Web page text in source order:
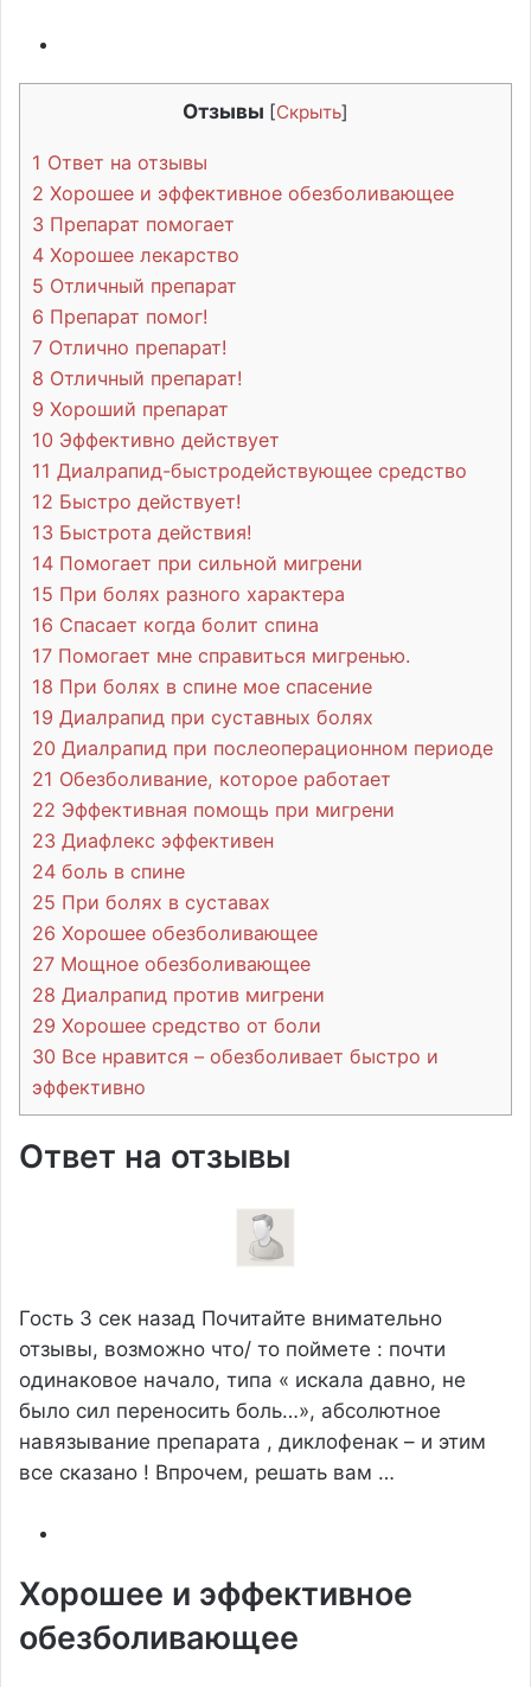
Отзывы [Скрыть]
1 Ответ на отзывы
2 Хорошее и эффективное обезболивающее
3 Препарат помогает
4 Хорошее лекарство
5 Отличный препарат
6 Препарат помог!
7 Отлично препарат!
8 Отличный препарат!
9 Хороший препарат
10 Эффективно действует
11 Диалрапид-быстродействующее средство
12 Быстро действует!
13 Быстрота действия!
14 Помогает при сильной мигрени
15 При болях разного характера
16 Спасает когда болит спина
17 Помогает мне справиться мигренью.
18 При болях в спине мое спасение
19 Диалрапид при суставных болях
20 Диалрапид при послеоперационном периоде
21 Обезболивание, которое работает
22 Эффективная помощь при мигрени
23 Диафлекс эффективен
24 боль в спине
25 При болях в суставах
26 Хорошее обезболивающее
27 Мощное обезболивающее
28 Диалрапид против мигрени
29 Хорошее средство от боли
30 Все нравится – обезболивает быстро и
эффективно
Ответ на отзывы
Гость 3 сек назад Почитайте внимательно
отзывы, возможно что/ то поймете : почти
одинаковое начало, типа « искала давно, не
было сил переносить боль…», абсолютное
навязывание препарата , диклофенак – и этим
все сказано ! Впрочем, решать вам …
Хорошее и эффективное
обезболивающее